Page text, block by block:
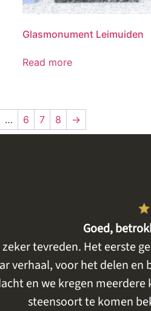
Glasmonument Leimuiden
Read more
… 6 7 8 →
Goed,
tevreden. Het eerste
verhaal, voor het delen en
en we kregen
steensoort te komen